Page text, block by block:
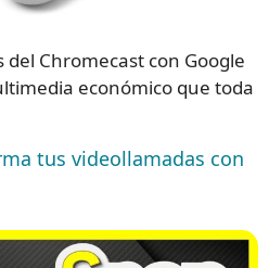
Chromecast con Google
económico que toda
tus videollamadas con